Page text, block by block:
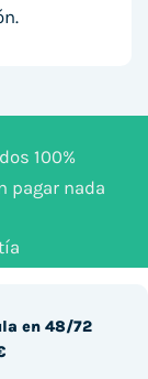
100%
pagar nada
en 48/72